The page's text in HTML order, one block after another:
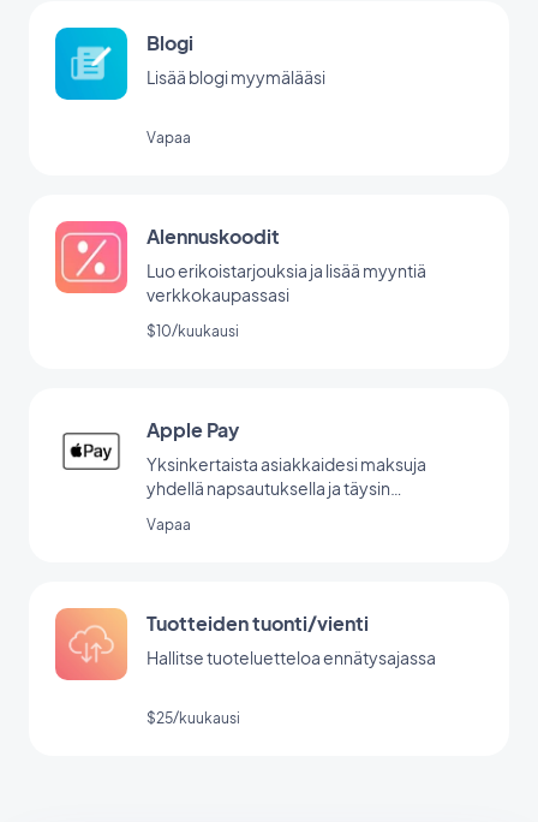
Blogi
Lisää blogi myymälääsi
Vapaa
Alennuskoodit
Luo erikoistarjouksia ja lisää myyntiä
verkkokaupassasi
$10/kuukausi
Apple Pay
Yksinkertaista asiakkaidesi maksuja
yhdellä napsautuksella ja täysin
Vapaa
Tuotteiden tuonti/vienti
Hallitse tuoteluetteloa ennätysajassa
$25/kuukausi